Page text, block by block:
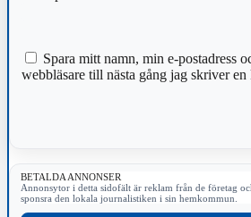
Spara mitt namn, min e-postadress
webbläsare till nästa gång jag skriver en
BETALDA ANNONSER
Annonsytor i detta sidofält är reklam från de företag
sponsra den lokala journalistiken i sin hemkommun.